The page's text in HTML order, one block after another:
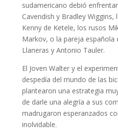
sudamericano debió
Cavendish y Bradley
Kenny de Ketele, los rusos
Markov, o la pareja española
Llaneras y Antonio Tauler.
El Joven Walter y el
despedía del mundo de las
plantearon una estrategia
de darle una alegría a sus
madrugaron esperanzados
inolvidable.